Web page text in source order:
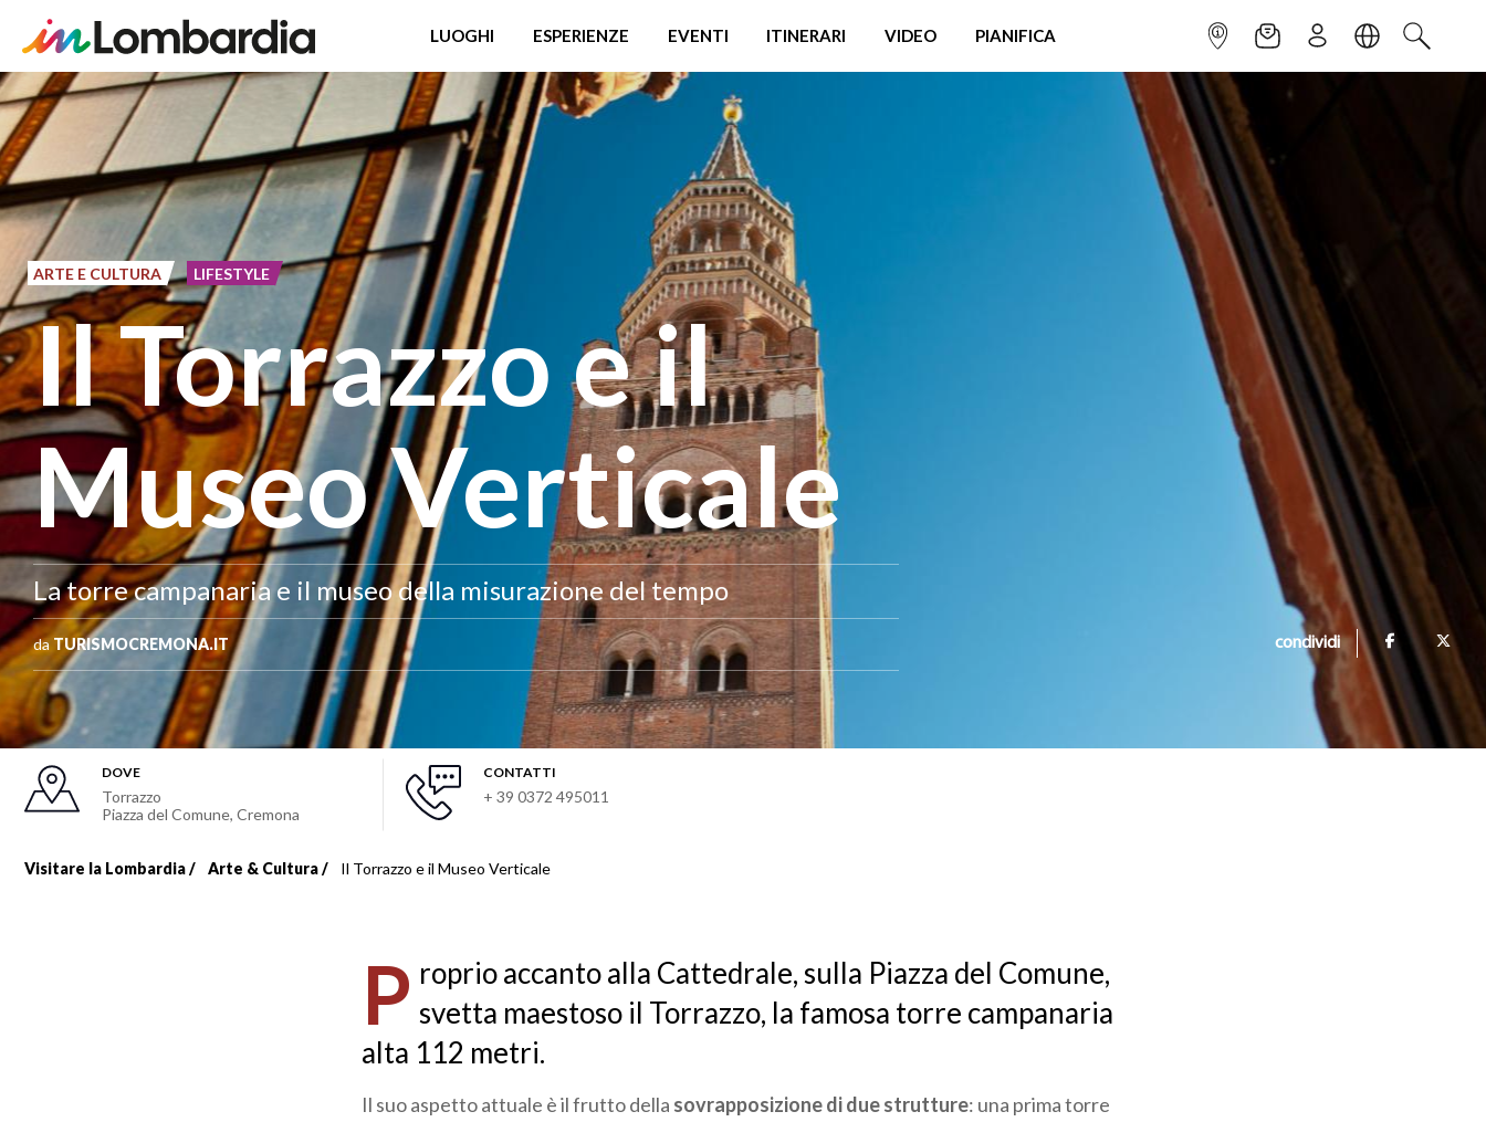
Salta
al
contenuto
principale
LUOGHI ESPERIENZE EVENTI ITINERARI VIDEO PIANIFICA INFOPOINTNEWSLETTER
ISCRIVITILINGUACERCA
ARTE E CULTURA LIFESTYLE
Il Torrazzo e il
Museo Verticale
La torre campanaria e il museo della misurazione del tempo
da TURISMOCREMONA.IT condividi
DOVE
Torrazzo
Piazza del Comune, Cremona
CONTATTI
+ 39 0372 495011
Visitare la Lombardia Arte & Cultura Il Torrazzo e il Museo Verticale
P roprio accanto alla Cattedrale, sulla Piazza del Comune,
svetta maestoso il Torrazzo, la famosa torre campanaria
alta 112 metri.
Il suo aspetto attuale è il frutto della sovrapposizione di due strutture: una prima torre